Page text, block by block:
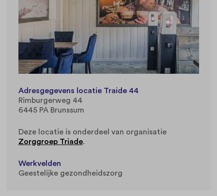
Adresgegevens locatie Traide 44
Rimburgerweg 44
6445 PA Brunssum
Deze locatie is onderdeel van organisatie
Zorggroep Triade.
Werkvelden
Geestelijke gezondheidszorg